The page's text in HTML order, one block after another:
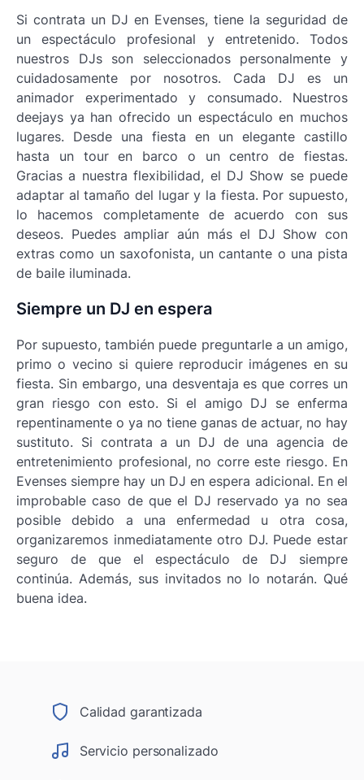
Si contrata un DJ en Evenses, tiene la seguridad de
un espectáculo profesional y entretenido. Todos
nuestros DJs son seleccionados personalmente y
cuidadosamente por nosotros. Cada DJ es un
animador experimentado y consumado. Nuestros
deejays ya han ofrecido un espectáculo en muchos
lugares. Desde una fiesta en un elegante castillo
hasta un tour en barco o un centro de fiestas.
Gracias a nuestra flexibilidad, el DJ Show se puede
adaptar al tamaño del lugar y la fiesta. Por supuesto,
lo hacemos completamente de acuerdo con sus
deseos. Puedes ampliar aún más el DJ Show con
extras como un saxofonista, un cantante o una pista
de baile iluminada.
Siempre un DJ en espera
Por supuesto, también puede preguntarle a un amigo,
primo o vecino si quiere reproducir imágenes en su
fiesta. Sin embargo, una desventaja es que corres un
gran riesgo con esto. Si el amigo DJ se enferma
repentinamente o ya no tiene ganas de actuar, no hay
sustituto. Si contrata a un DJ de una agencia de
entretenimiento profesional, no corre este riesgo. En
Evenses siempre hay un DJ en espera adicional. En el
improbable caso de que el DJ reservado ya no sea
posible debido a una enfermedad u otra cosa,
organizaremos inmediatamente otro DJ. Puede estar
seguro de que el espectáculo de DJ siempre
continúa. Además, sus invitados no lo notarán. Qué
buena idea.
Calidad garantizada
Servicio personalizado